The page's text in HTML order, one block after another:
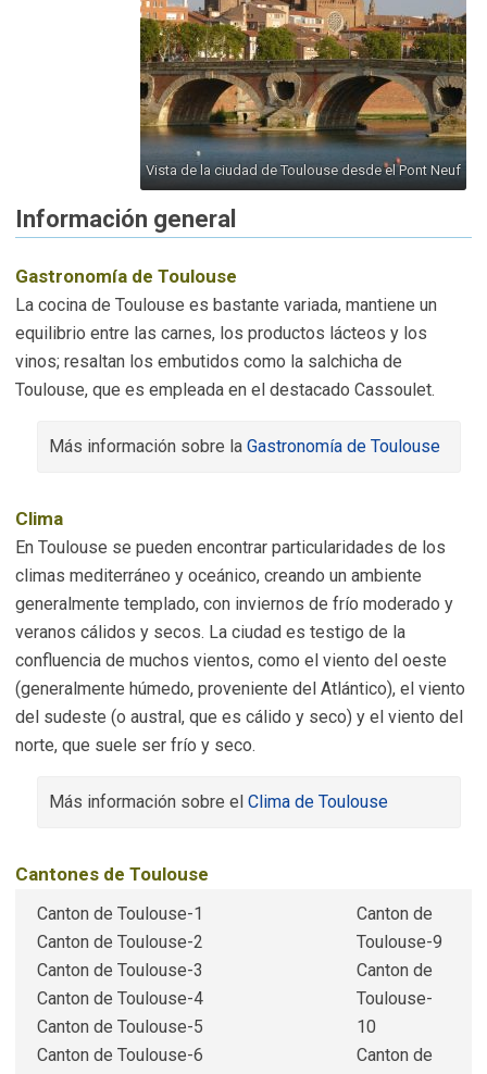
Vista de la ciudad de Toulouse desde el Pont Neuf
Información general
Gastronomía de Toulouse
La cocina de Toulouse es bastante variada, mantiene un
equilibrio entre las carnes, los productos lácteos y los
vinos; resaltan los embutidos como la salchicha de
Toulouse, que es empleada en el destacado Cassoulet.
Más información sobre la Gastronomía de Toulouse
Clima
En Toulouse se pueden encontrar particularidades de los
climas mediterráneo y oceánico, creando un ambiente
generalmente templado, con inviernos de frío moderado y
veranos cálidos y secos. La ciudad es testigo de la
confluencia de muchos vientos, como el viento del oeste
(generalmente húmedo, proveniente del Atlántico), el viento
del sudeste (o austral, que es cálido y seco) y el viento del
norte, que suele ser frío y seco.
Más información sobre el Clima de Toulouse
Cantones de Toulouse
Canton de Toulouse-1
Canton de Toulouse-2
Canton de Toulouse-3
Canton de Toulouse-4
Canton de Toulouse-5
Canton de Toulouse-6
Canton de
Toulouse-9
Canton de
Toulouse-
10
Canton de